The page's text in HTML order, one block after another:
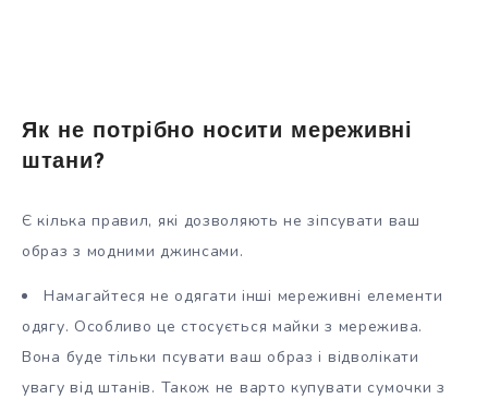
Як не потрібно носити мереживні
штани?
Є кілька правил, які дозволяють не зіпсувати ваш
образ з модними джинсами.
Намагайтеся не одягати інші мереживні елементи
одягу. Особливо це стосується майки з мережива.
Вона буде тільки псувати ваш образ і відволікати
увагу від штанів. Також не варто купувати сумочки з